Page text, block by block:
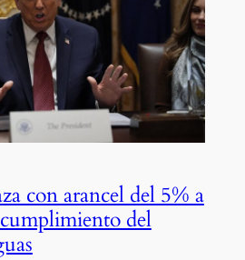
con arancel del 5% a
del